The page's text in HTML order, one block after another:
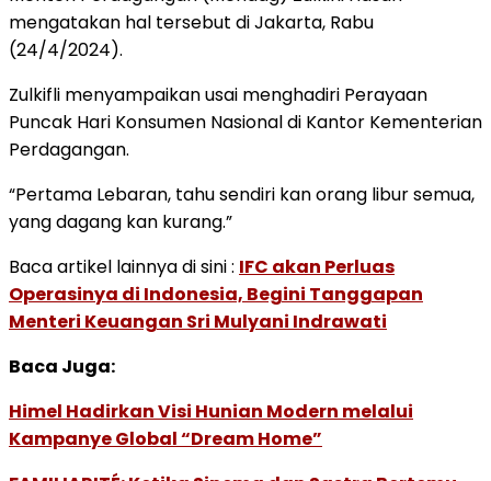
mengatakan hal tersebut di Jakarta, Rabu
(24/4/2024).
Zulkifli menyampaikan usai menghadiri Perayaan
Puncak Hari Konsumen Nasional di Kantor Kementerian
Perdagangan.
“Pertama Lebaran, tahu sendiri kan orang libur semua,
yang dagang kan kurang.”
Baca artikel lainnya di sini : IFC akan Perluas
Operasinya di Indonesia, Begini Tanggapan
Menteri Keuangan Sri Mulyani Indrawati
Baca Juga:
Himel Hadirkan Visi Hunian Modern melalui
Kampanye Global “Dream Home”